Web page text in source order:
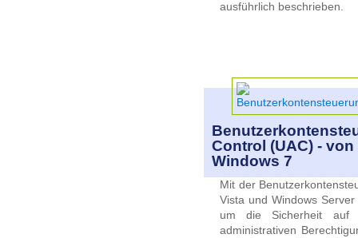
ausführlich beschrieben.
Control (UAC) -
Windows 7
Mit der
Vista und Windows
um die Sicherheit
administrativen